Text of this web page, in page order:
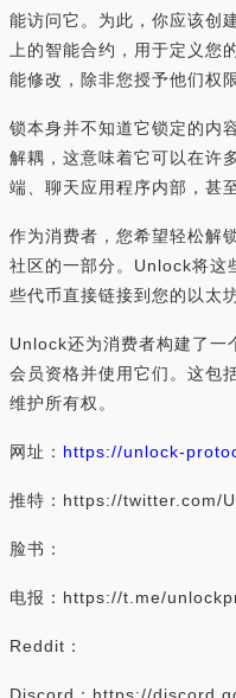
能访问它。为此，你应该创
上的智能合约，用于定义您
能修改，除非您授予他们权限
锁本身并不知道它锁定的内
解耦，这意味着它可以在许
端、聊天应用程序内部，甚
作为消费者，您希望轻松解
社区的一部分。Unlock将这
些代币直接链接到您的以太
Unlock还为消费者构建了一
会员资格并使用它们。这包
维护所有权。
网址： https://unlock-
推特：https://twitter.com/
脸书：
电报：https://t.me/
Reddit：